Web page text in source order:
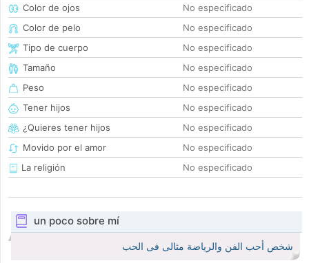
Color de ojos
No especificado
Color de pelo
No especificado
Tipo de cuerpo
No especificado
Tamaño
No especificado
Peso
No especificado
Tener hijos
No especificado
¿Quieres tener hijos
No especificado
Movido por el amor
No especificado
La religión
No especificado
un poco sobre mí
شخص أحب الفن والرياضة مثالى فى الحب